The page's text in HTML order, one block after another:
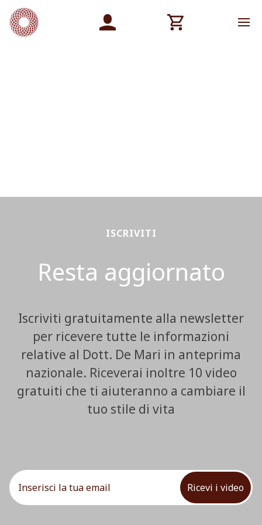
ISCRIVITI
Resta aggiornato
Iscriviti gratuitamente alla newsletter
per ricevere tutte le informazioni
relative al Dott. De Mari in anteprima
nazionale. Riceverai inoltre 10 video
gratuiti che ti aiuteranno a cambiare il
tuo stile di vita
Ricevi i video